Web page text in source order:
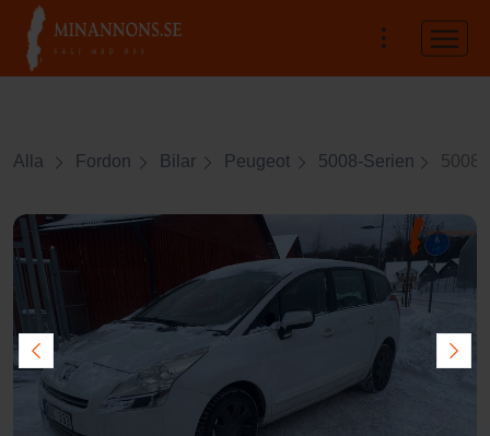
Alla Fordon Bilar Peugeot 5008-Serien 5008